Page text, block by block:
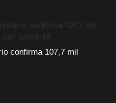
confirma 107,7 mil